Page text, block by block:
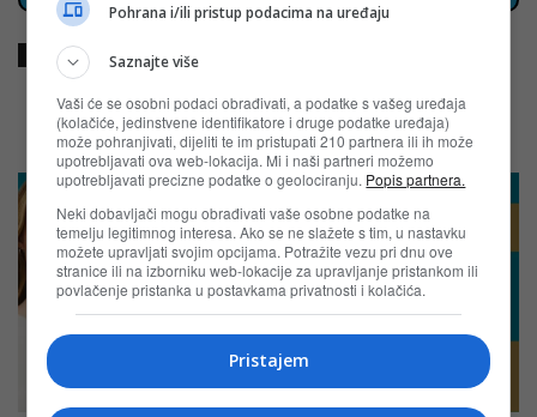
TAGOVI Dolcela podravka
POVEZANI ČLANCI
Pohrana i/ili pristup podacima na uređaju
Saznajte više
Vaši će se osobni podaci obrađivati, a podatke s vašeg uređaja
(kolačiće, jedinstvene identifikatore i druge podatke uređaja)
može pohranjivati, dijeliti te im pristupati 210 partnera ili ih može
upotrebljavati ova web-lokacija. Mi i naši partneri možemo
upotrebljavati precizne podatke o geolociranju. Popis partnera.
Neki dobavljači mogu obrađivati vaše osobne podatke na
temelju legitimnog interesa. Ako se ne slažete s tim, u nastavku
možete upravljati svojim opcijama. Potražite vezu pri dnu ove
stranice ili na izborniku web-lokacije za upravljanje pristankom ili
povlačenje pristanka u postavkama privatnosti i kolačića.
Pristajem